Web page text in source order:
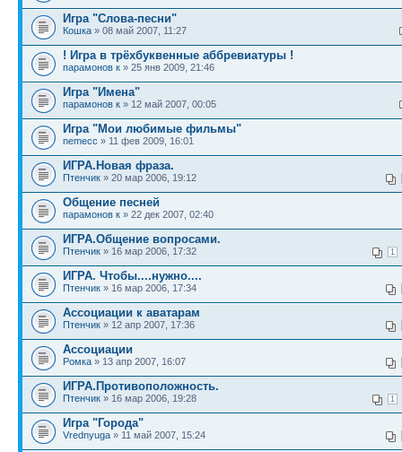
Игра "Слова-песни"
Кошка » 08 май 2007, 11:27
! Игра в трёхбуквенные аббревиатуры !
парамонов к » 25 янв 2009, 21:46
Игра "Имена"
парамонов к » 12 май 2007, 00:05
Игра "Мои любимые фильмы"
nemecc » 11 фев 2009, 16:01
ИГРА.Новая фраза.
Птенчик » 20 мар 2006, 19:12
Общение песней
парамонов к » 22 дек 2007, 02:40
ИГРА.Общение вопросами.
1
Птенчик » 16 мар 2006, 17:32
ИГРА. Чтобы....нужно....
Птенчик » 16 мар 2006, 17:34
Ассоциации к аватарам
Птенчик » 12 апр 2007, 17:36
Ассоциации
Ромка » 13 апр 2007, 16:07
ИГРА.Противоположность.
1
Птенчик » 16 мар 2006, 19:28
Игра "Города"
Vrednyuga » 11 май 2007, 15:24